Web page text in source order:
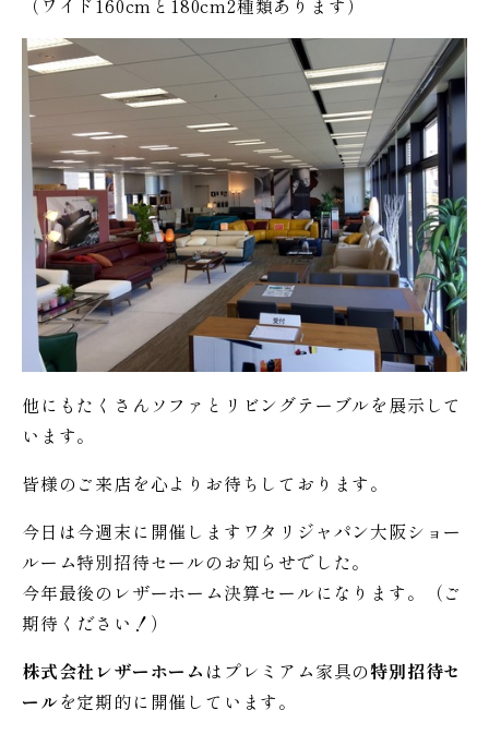
他にもたくさんソファとリビングテーブルを展示して
います。
皆様のご来店を心よりお待ちしております。
今日は今週末に開催しますワタリジャパン大阪ショー
ルーム特別招待セールのお知らせでした。
今年最後のレザーホーム決算セールになります。（ご
期待ください！）
株式会社レザーホーム はプレミアム家具の特別招待セ
ールを定期的に開催しています。